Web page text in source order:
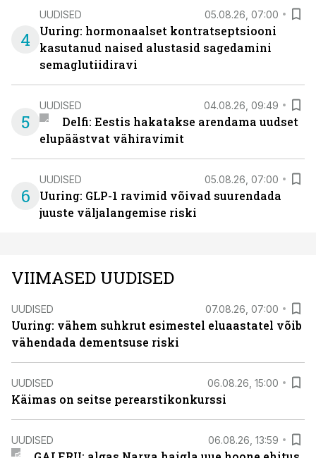
4
UUDISED 05.08.26, 07:00
Uuring: hormonaalset kontratseptsiooni
kasutanud naised alustasid sagedamini
semaglutiidiravi
5
UUDISED 04.08.26, 09:49
Delfi: Eestis hakatakse arendama uudset
elupäästvat vähiravimit
6
UUDISED 05.08.26, 07:00
Uuring: GLP-1 ravimid võivad suurendada
juuste väljalangemise riski
VIIMASED UUDISED
UUDISED 07.08.26, 07:00
Uuring: vähem suhkrut esimestel eluaastatel võib
vähendada dementsuse riski
UUDISED 06.08.26, 15:00
Käimas on seitse perearstikonkurssi
UUDISED 06.08.26, 13:59